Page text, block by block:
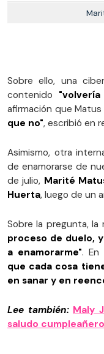
Sobre ello, una
contenido
afirmación que
que no", escribió en
Asimismo, otra
de enamorarse de
de julio, Marité
Huerta, luego de un
Sobre la pregunta, la
proceso de duelo,
a enamorarme". En
que cada cosa
en sanar y en
Lee también: Maly
saludo